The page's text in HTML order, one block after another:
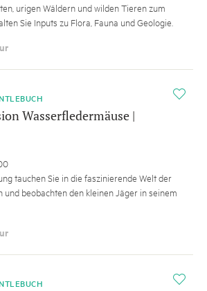
urigen Wäldern und wilden Tieren zum
Sie Inputs zu Flora, Fauna und Geologie.
i
Wasserfledermäuse |
tauchen Sie in die faszinierende Welt der
beobachten den kleinen Jäger in seinem
i